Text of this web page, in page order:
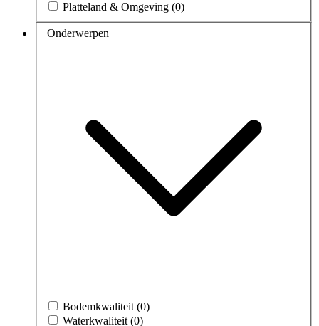
Platteland & Omgeving (0)
Onderwerpen
Bodemkwaliteit (0)
Waterkwaliteit (0)